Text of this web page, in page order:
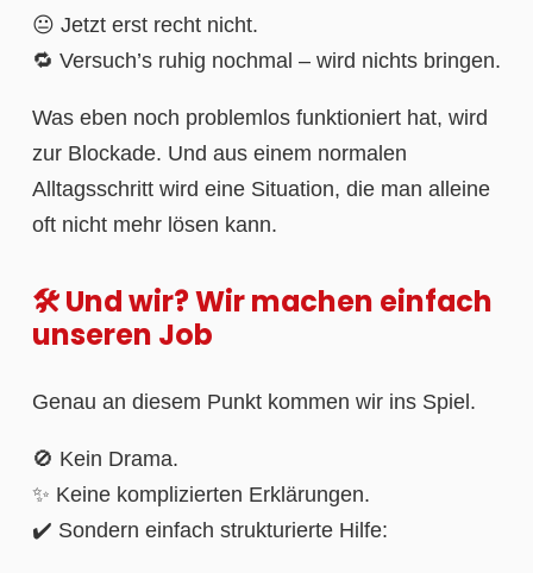
😐 Jetzt erst recht nicht.
🔁 Versuch’s ruhig nochmal – wird nichts bringen.
Was eben noch problemlos funktioniert hat, wird
zur Blockade. Und aus einem normalen
Alltagsschritt wird eine Situation, die man alleine
oft nicht mehr lösen kann.
🛠️ Und wir? Wir machen einfach
unseren Job
Genau an diesem Punkt kommen wir ins Spiel.
🚫 Kein Drama.
✨ Keine komplizierten Erklärungen.
✔️ Sondern einfach strukturierte Hilfe: